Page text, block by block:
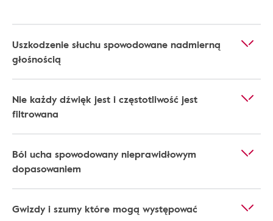
Uszkodzenie słuchu spowodowane nadmierną
głośnością
Nie każdy dźwięk jest i częstotliwość jest
filtrowana
Ból ucha spowodowany nieprawidłowym
dopasowaniem
Gwizdy i szumy które mogą występować